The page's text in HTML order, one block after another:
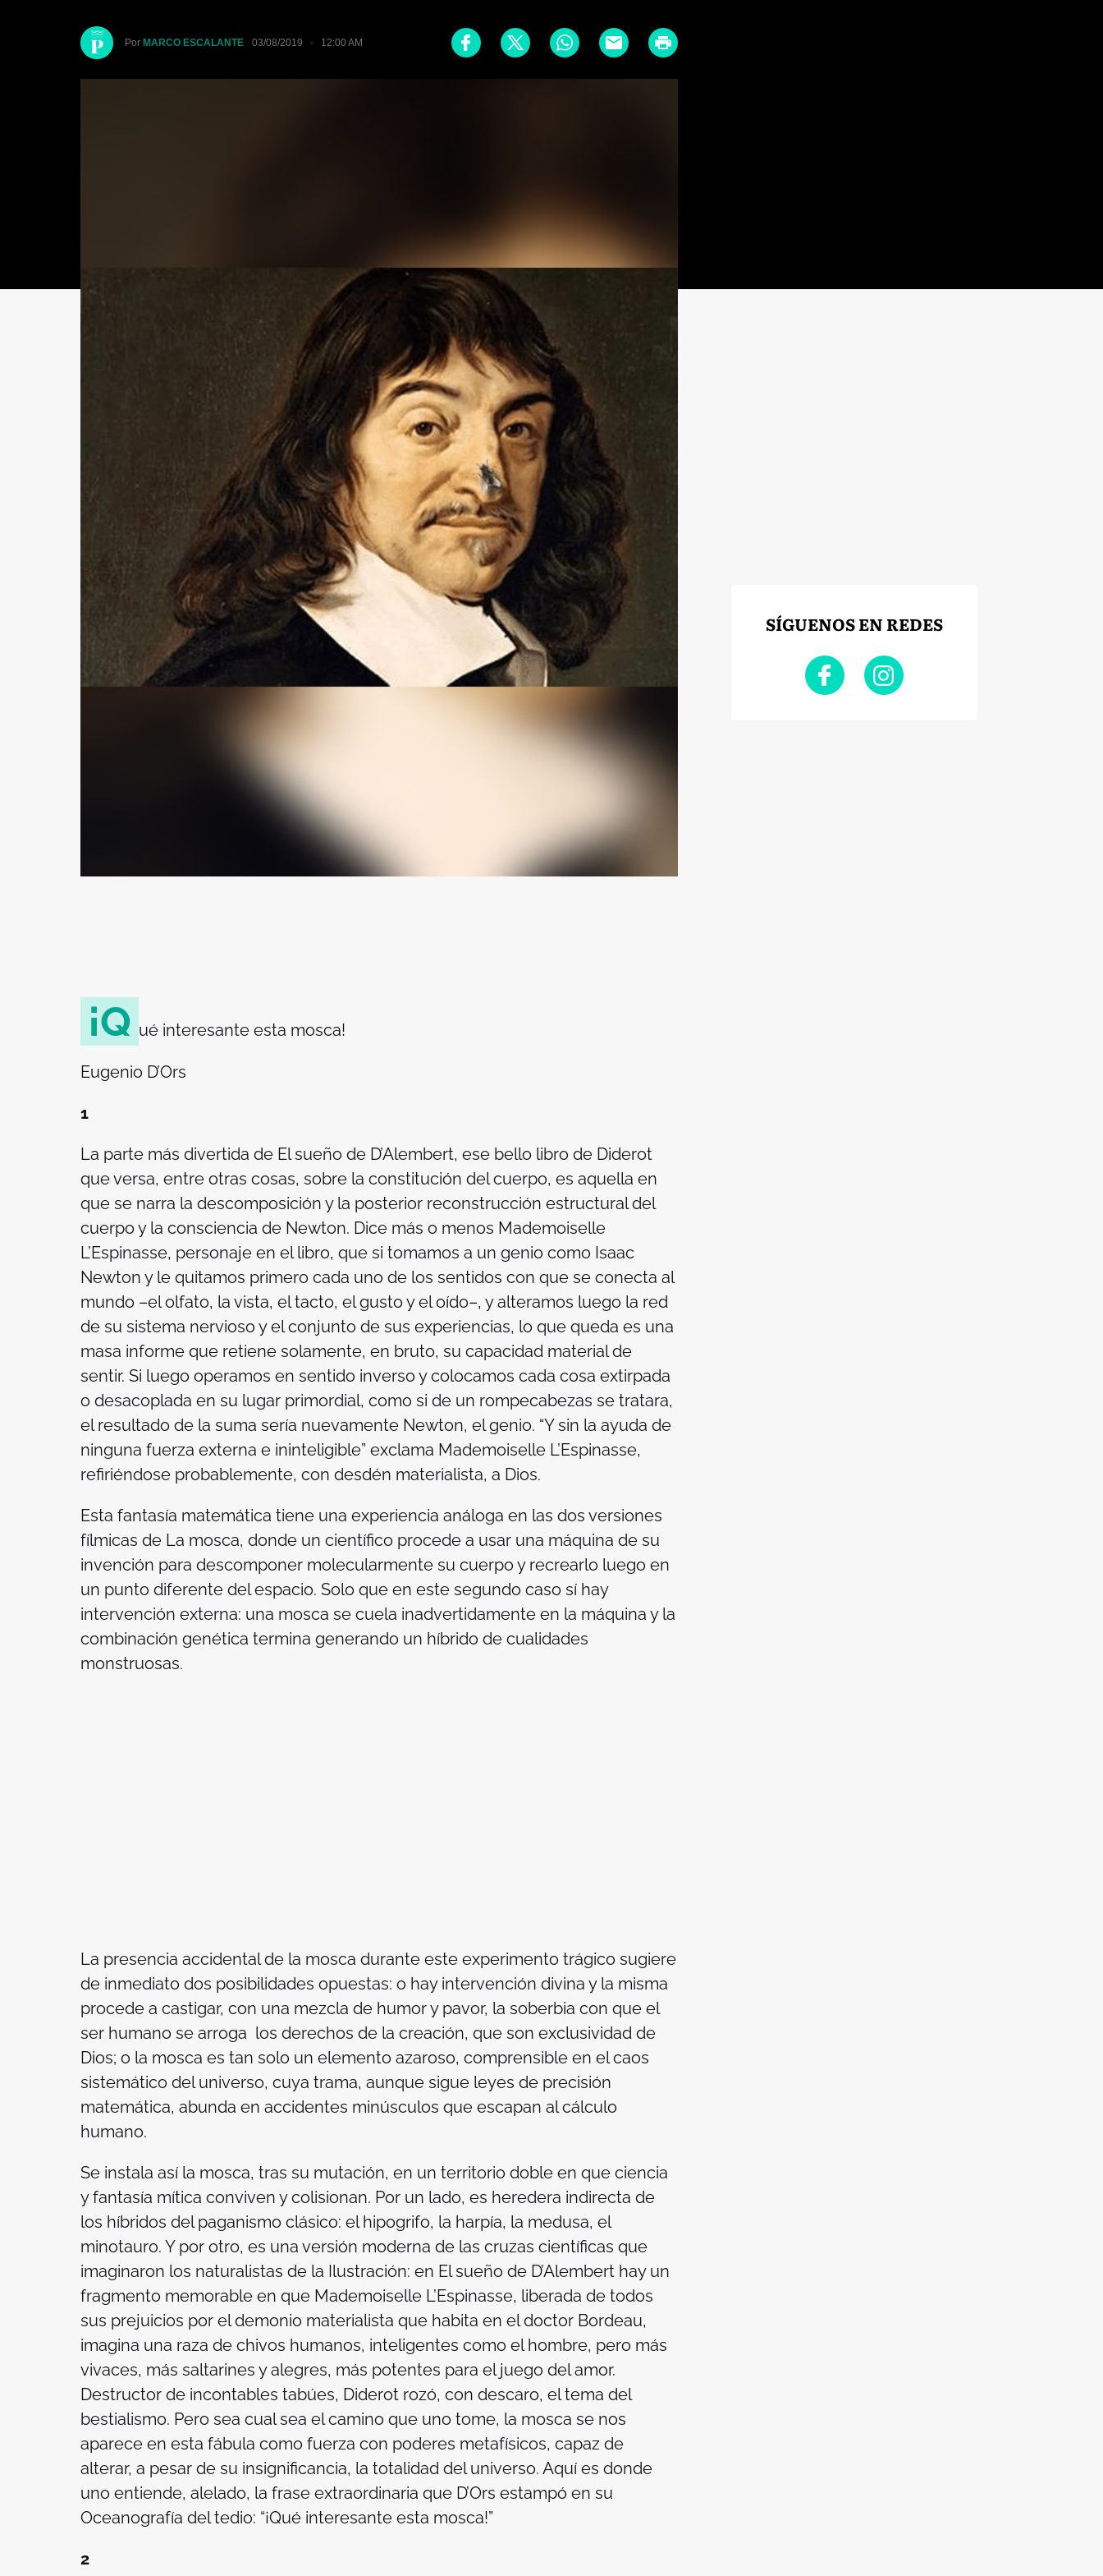
Por MARCO ESCALANTE 03/08/2019 · 12:00 AM
¡Q ué interesante esta mosca!
Eugenio D’Ors
1
La parte más divertida de El sueño de D’Alembert, ese bello libro de Diderot
que versa, entre otras cosas, sobre la constitución del cuerpo, es aquella en
que se narra la descomposición y la posterior reconstrucción estructural del
cuerpo y la consciencia de Newton. Dice más o menos Mademoiselle
L’Espinasse, personaje en el libro, que si tomamos a un genio como Isaac
Newton y le quitamos primero cada uno de los sentidos con que se conecta al
mundo –el olfato, la vista, el tacto, el gusto y el oído–, y alteramos luego la red
de su sistema nervioso y el conjunto de sus experiencias, lo que queda es una
masa informe que retiene solamente, en bruto, su capacidad material de
sentir. Si luego operamos en sentido inverso y colocamos cada cosa extirpada
o desacoplada en su lugar primordial, como si de un rompecabezas se tratara,
el resultado de la suma sería nuevamente Newton, el genio. “Y sin la ayuda de
ninguna fuerza externa e ininteligible” exclama Mademoiselle L’Espinasse,
refiriéndose probablemente, con desdén materialista, a Dios.
Esta fantasía matemática tiene una experiencia análoga en las dos versiones
fílmicas de La mosca, donde un científico procede a usar una máquina de su
invención para descomponer molecularmente su cuerpo y recrearlo luego en
un punto diferente del espacio. Solo que en este segundo caso sí hay
intervención externa: una mosca se cuela inadvertidamente en la máquina y la
combinación genética termina generando un híbrido de cualidades
monstruosas.
La presencia accidental de la mosca durante este experimento trágico sugiere
de inmediato dos posibilidades opuestas: o hay intervención divina y la misma
procede a castigar, con una mezcla de humor y pavor, la soberbia con que el
ser humano se arroga los derechos de la creación, que son exclusividad de
Dios; o la mosca es tan solo un elemento azaroso, comprensible en el caos
sistemático del universo, cuya trama, aunque sigue leyes de precisión
matemática, abunda en accidentes minúsculos que escapan al cálculo
humano.
Se instala así la mosca, tras su mutación, en un territorio doble en que ciencia
y fantasía mítica conviven y colisionan. Por un lado, es heredera indirecta de
los híbridos del paganismo clásico: el hipogrifo, la harpía, la medusa, el
minotauro. Y por otro, es una versión moderna de las cruzas científicas que
imaginaron los naturalistas de la Ilustración: en El sueño de D’Alemberthay un
fragmento memorable en que Mademoiselle L’Espinasse, liberada de todos
sus prejuicios por el demonio materialista que habita en el doctor Bordeau,
imagina una raza de chivos humanos, inteligentes como el hombre, pero más
vivaces, más saltarines y alegres, más potentes para el juego del amor.
Destructor de incontables tabúes, Diderot rozó, con descaro, el tema del
bestialismo. Pero sea cual sea el camino que uno tome, la mosca se nos
aparece en esta fábula como fuerza con poderes metafísicos, capaz de
alterar, a pesar de su insignificancia, la totalidad del universo. Aquí es donde
uno entiende, alelado, la frase extraordinaria que D’Ors estampó en su
Oceanografía del tedio: “¡Qué interesante esta mosca!”
2
SÍGUENOS EN REDES